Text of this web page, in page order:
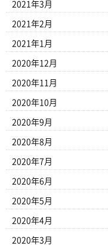
2021年3月
2021年2月
2021年1月
2020年12月
2020年11月
2020年10月
2020年9月
2020年8月
2020年7月
2020年6月
2020年5月
2020年4月
2020年3月